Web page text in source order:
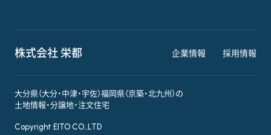
株式会社 栄都 企業情報 採用情報
大分県（大分・中津・宇佐）福岡県（京築・北九州）の
土地情報・分譲地・注文住宅
Copyright EITO CO.,LTD